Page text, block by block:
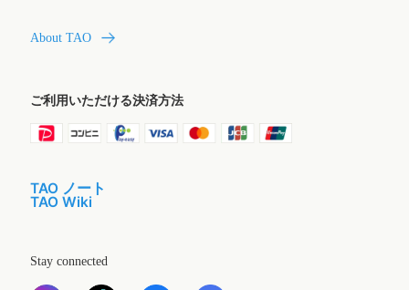
About TAO
ご利用いただける決済方法
TAO ノート
TAO Wiki
Stay connected